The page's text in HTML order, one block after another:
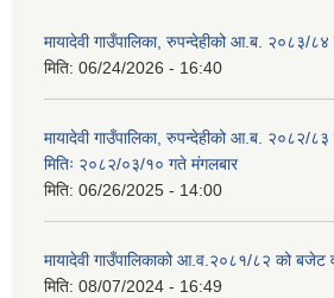
मायादेवी गाउँपालिका, रुपन्देहीको आ.ब. २०८३/
मिति: 06/24/2026 - 16:40
मायादेवी गाउँपालिका, रुपन्देहीको आ.ब. २०८२/
मितिः २०८२/०३/१० गते मंगलबार
मिति: 06/26/2025 - 14:00
मायादेवी गाउँपालिकाको आ.व.२०८१/८२ को बजेट
मिति: 08/07/2024 - 16:49